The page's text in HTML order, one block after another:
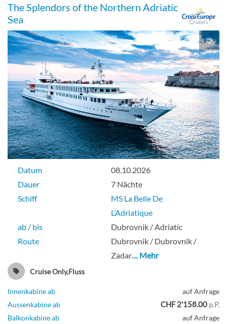
The Splendors of the Northern Adriatic
Sea
Datum
08.10.2026
Dauer
7 Nächte
Schiff
MS La Belle De
L’Adriatique
ab / bis
Dubrovnik / Adriatic
Route
Dubrovnik / Dubrovnik /
Zadar… Mehr
Cruise Only,Fluss
Innenkabine ab
auf Anfrage
Aussenkabine ab
CHF 2'158.00 p.P.
Balkonkabine ab
auf Anfrage